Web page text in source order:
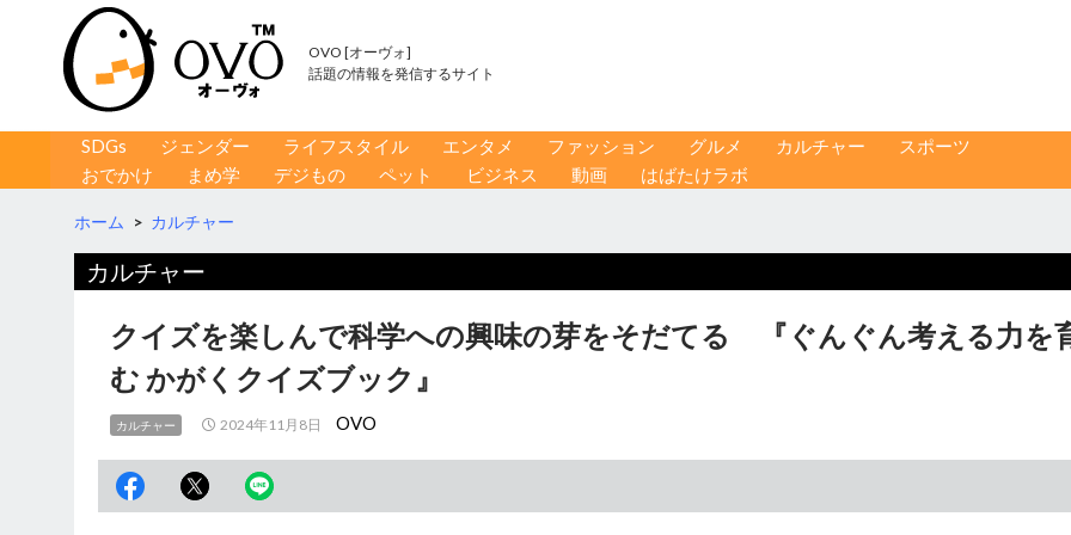
OVO [オーヴォ]
話題の情報を発信するサイト
コンテンツへ移動
SDGs ジェンダー ライフスタイル エンタメ ファッション グルメ カルチャー
スポーツ
おでかけ
まめ学 デジもの ペット ビジネス 動画 はばたけラボ
ホーム > カルチャー
カルチャー
クイズを楽しんで科学への興味の芽をそだてる 『ぐんぐん考える力を
む かがくクイズブック』
カルチャー 2024年11月8日 OVO